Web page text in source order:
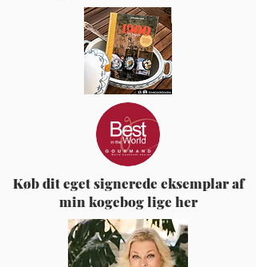
Køb dit eget signerede eksemplar af
min kogebog lige her